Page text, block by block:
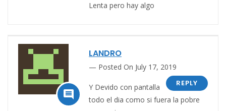
Lenta pero hay algo

LANDRO
Posted On July 17, 2019
REPLY
Y Devido con pantalla
todo el dia como si fuera la pobre